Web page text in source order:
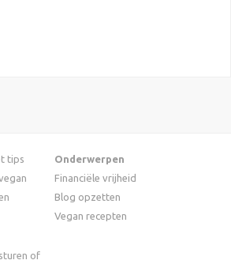
tips
of
Onderwerpen
Financiële vrijheid
Blog opzetten
Vegan recepten